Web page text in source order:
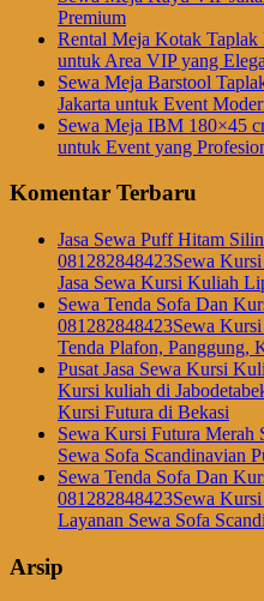
Premium
Rental Meja Kotak
untuk Area VIP yang
Sewa Meja Barstool
Jakarta untuk Event
Sewa Meja IBM 180×45
untuk Event yang
Komentar Terbaru
Jasa Sewa Puff Hitam
081282848423Sewa
Jasa Sewa Kursi Kuliah
Sewa Tenda Sofa Dan
081282848423Sewa
Tenda Plafon, Panggung,
Pusat Jasa Sewa Kursi
Kursi kuliah di
Kursi Futura di Bekasi
Sewa Kursi Futura Merah
Sewa Sofa Scandinavian
Sewa Tenda Sofa Dan
081282848423Sewa
Layanan Sewa Sofa
Arsip